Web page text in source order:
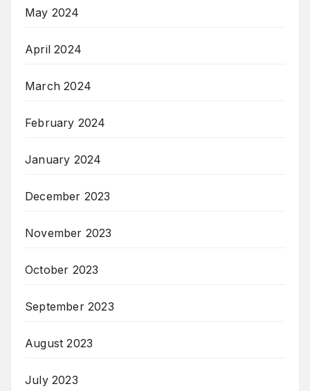
May 2024
April 2024
March 2024
February 2024
January 2024
December 2023
November 2023
October 2023
September 2023
August 2023
July 2023